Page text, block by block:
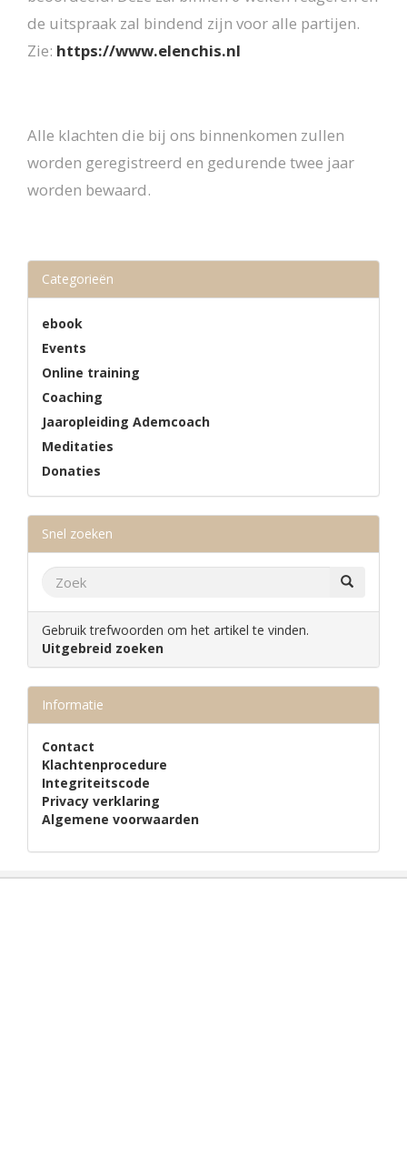
de uitspraak zal bindend zijn voor alle partijen.
Zie: https://www.elenchis.nl
Alle klachten die bij ons binnenkomen zullen
worden geregistreerd en gedurende twee jaar
worden bewaard.
Categorieën
ebook
Events
Online training
Coaching
Jaaropleiding Ademcoach
Meditaties
Donaties
Snel zoeken
Gebruik trefwoorden om het artikel te vinden.
Uitgebreid zoeken
Informatie
Contact
Klachtenprocedure
Integriteitscode
Privacy verklaring
Algemene voorwaarden